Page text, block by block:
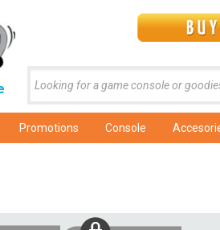
Promotions Console